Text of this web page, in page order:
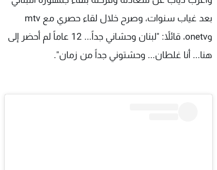
بعد غياب سنوات، وصرح خلال لقاء حصري مع mtv
وonetv، قائلاً: "لبنان وحشاني جداً... 12 عاماً لم أحضر إلى
هنا... أنا غلطان... وحشتوني جداً من زمان".